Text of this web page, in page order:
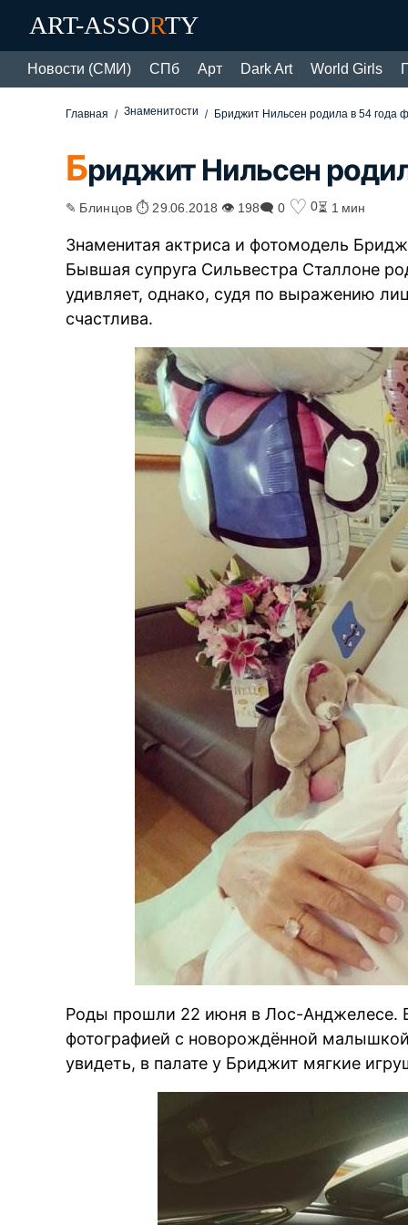
ART-ASSORTY
Новости (СМИ) СПб Арт Dark Art World Girls
Главная Знаменитости Бриджит Нильсен родила в 54 года
Бриджит Нильсен
✎ Блинцов ⏱ 29.06.2018 👁 198🗨 0 ♡ 0⏳ 1 мин
Знаменитая актриса и фотомодель
Бывшая супруга Сильвестра Сталлоне
удивляет, однако, судя по выражению
счастлива.
Роды прошли 22 июня в Лос-Анджелесе.
фотографией с новорождённой
увидеть, в палате у Бриджит мягкие